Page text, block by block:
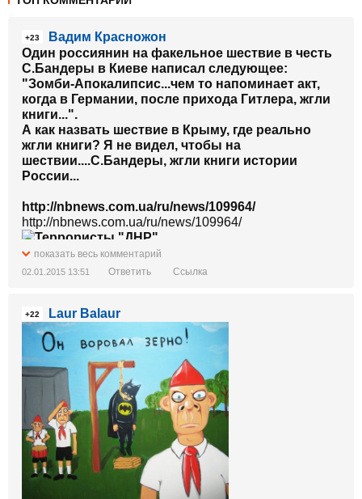
+23
Вадим Красножон
Один россиянин на факельное шествие в честь
С.Бандеры в Киеве написал следующее:
"Зомби-Апокалипсис...чем то напоминает акт,
когда в Германии, после прихода Гитлера, жгли
книги...".
А как назвать шествие в Крыму, где реально
жгли книги? Я не видел, чтобы на
шествии....С.Бандеры, жгли книги истории
России...
http://nbnews.com.ua/ru/news/109964/
http://nbnews.com.ua/ru/news/109964/
http://l.facebook.com/l.php?
В Крыму проводят факельные шествия и жгут
книги по истории Украины
В Крыму националистически настроенные
представители российской общины провели...
NBNEWS.COM.UA
показать весь комментарий
02.01.2015 13:51 Ответить Ссылка
+22 Laur Balaur